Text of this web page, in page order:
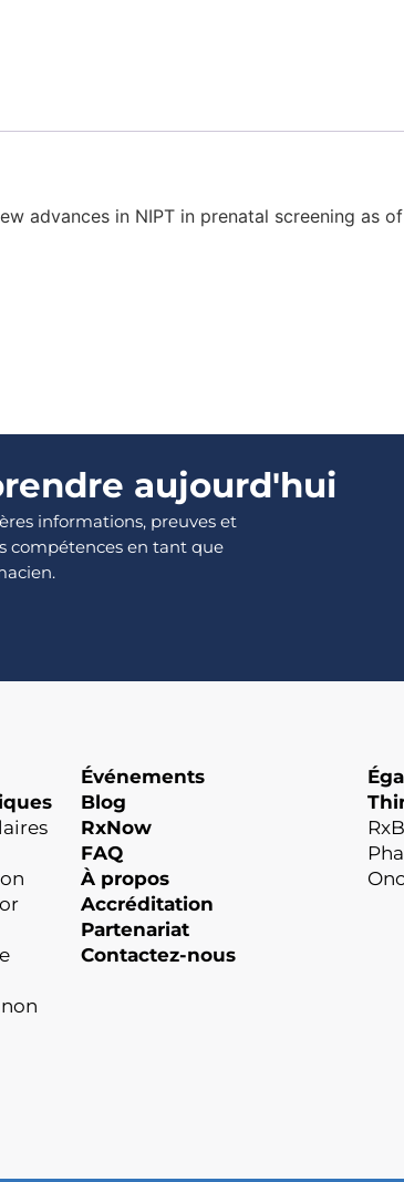
advances in NIPT in prenatal screening as
aujourd'hui
informations, preuves et
compétences en tant que
Événements
Blog
RxNow
FAQ
À propos
Accréditation
Partenariat
Contactez-nous